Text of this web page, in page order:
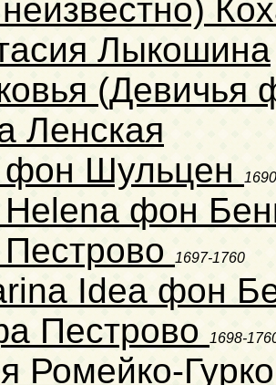
Лыкошина
(Девичья
Ленская
Шульцен
Helena фон
1697-1760
Idea фон
Пестрово
1698-
Ромейко-